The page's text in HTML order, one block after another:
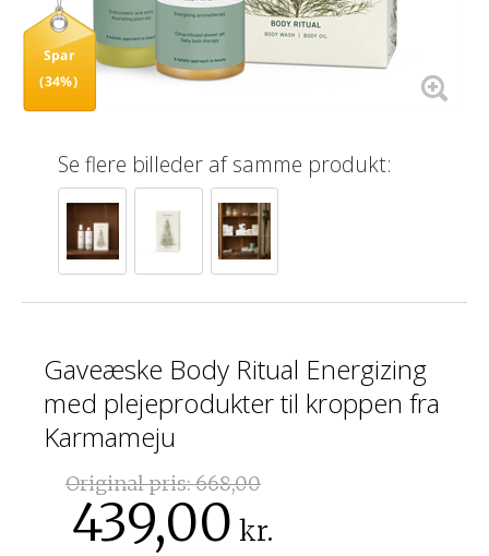
Spar
(34%)
Se flere billeder af samme produkt:
Gaveæske Body Ritual Energizing
med plejeprodukter til kroppen fra
Karmameju
Original pris:668,00
439,00 kr.